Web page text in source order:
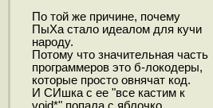
По той же причине, почему
ПыХа стало идеалом для кучи
народу.
Потому что значительная часть
программеров это б-локодеры,
которые просто овнячат код.
И СИшка с ее "все кастим к